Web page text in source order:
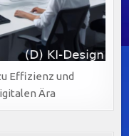
Effizienz und
Ära